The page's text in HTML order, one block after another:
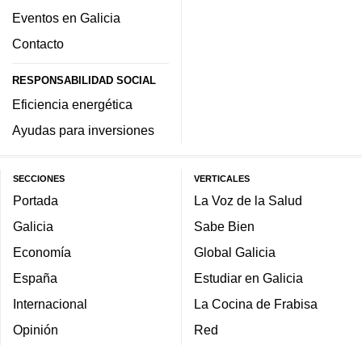
Eventos en Galicia
Contacto
RESPONSABILIDAD SOCIAL
Eficiencia energética
Ayudas para inversiones
SECCIONES
Portada
Galicia
Economía
España
Internacional
Opinión
VERTICALES
La Voz de la Salud
Sabe Bien
Global Galicia
Estudiar en Galicia
La Cocina de Frabisa
Red